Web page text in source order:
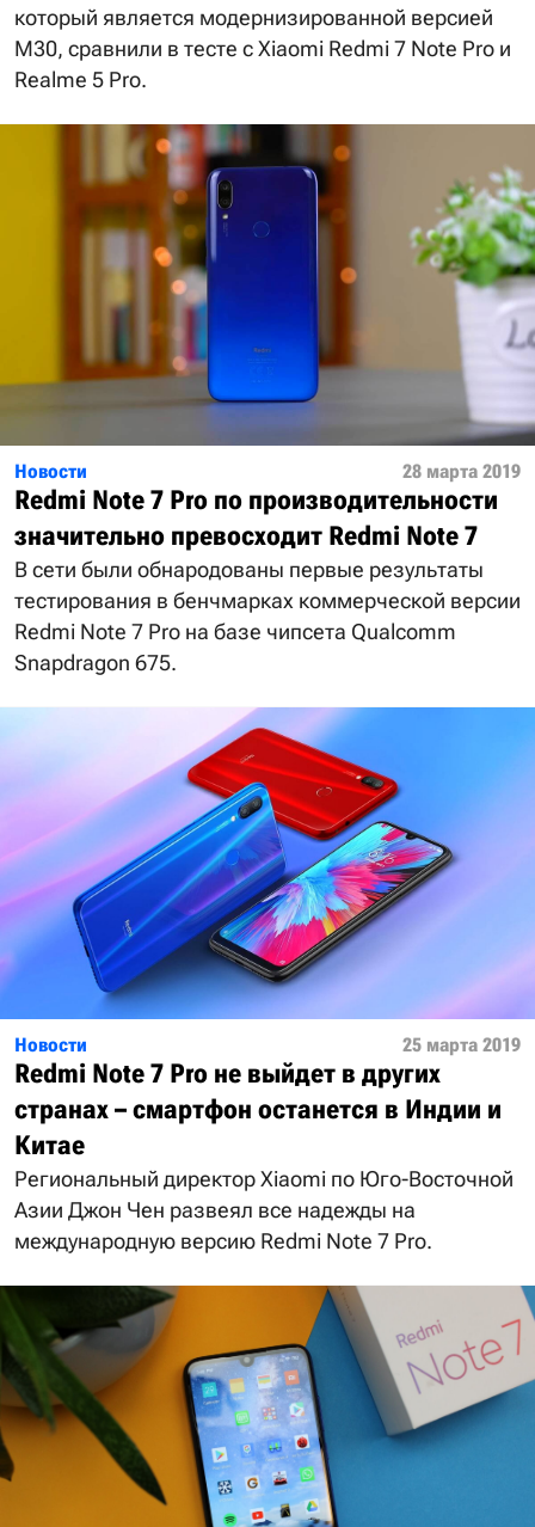
который является модернизированной версией
M30, сравнили в тесте с Xiaomi Redmi 7 Note Pro и
Realme 5 Pro.
Новости 28 марта 2019
Redmi Note 7 Pro по производительности
значительно превосходит Redmi Note 7
В сети были обнародованы первые результаты
тестирования в бенчмарках коммерческой версии
Redmi Note 7 Pro на базе чипсета Qualcomm
Snapdragon 675.
Новости 25 марта 2019
Redmi Note 7 Pro не выйдет в других
странах – смартфон останется в Индии и
Китае
Региональный директор Xiaomi по Юго-Восточной
Азии Джон Чен развеял все надежды на
международную версию Redmi Note 7 Pro.